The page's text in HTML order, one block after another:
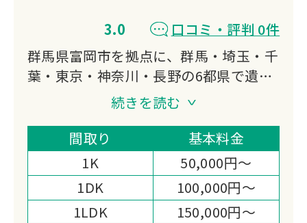
3.0
口コミ・評判 0件
群馬県富岡市を拠点に、群馬・埼玉・千
葉・東京・神奈川・長野の6都県で遺品
整理・生前整理・特殊清掃に対応してい
産業廃棄物収集運搬業の許可と遺品整理
士の資格を備え、お焚き上げ・遺品供
養・家屋解体まで担う充実した体制が選
ばれる理由です。
続きを読む
間取り
基本料金
1K
50,000円～
1DK
100,000円～
1LDK
150,000円～